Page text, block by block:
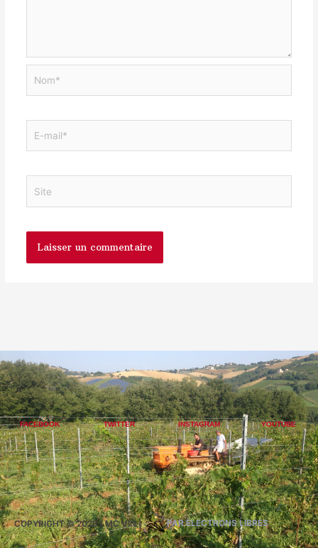
mail*
FACEBOOK TWITTER INSTAGRAM YOUTUBE
COPYRIGHT © 2026LMC VIN| PAR ÉLECTRONS LIBRES